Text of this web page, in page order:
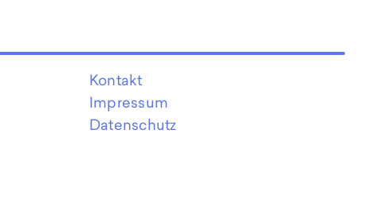
Kontakt
Impressum
Datenschutz